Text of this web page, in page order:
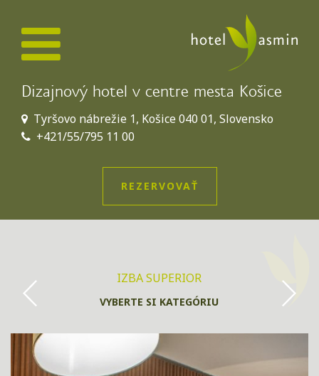
Dizajnový hotel v centre mesta Košice
Tyršovo nábrežie 1, Košice 040 01, Slovensko
+421/55/795 11 00
REZERVOVAŤ
IZBA SUPERIOR
VYBERTE SI KATEGÓRIU
IZBA SUPERIOR
SUPERIOR IZBA PRE ZNEVÝHODNENÝCH HOSTÍ